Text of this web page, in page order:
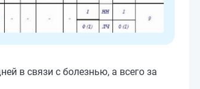
в связи с болезнью, а всего за